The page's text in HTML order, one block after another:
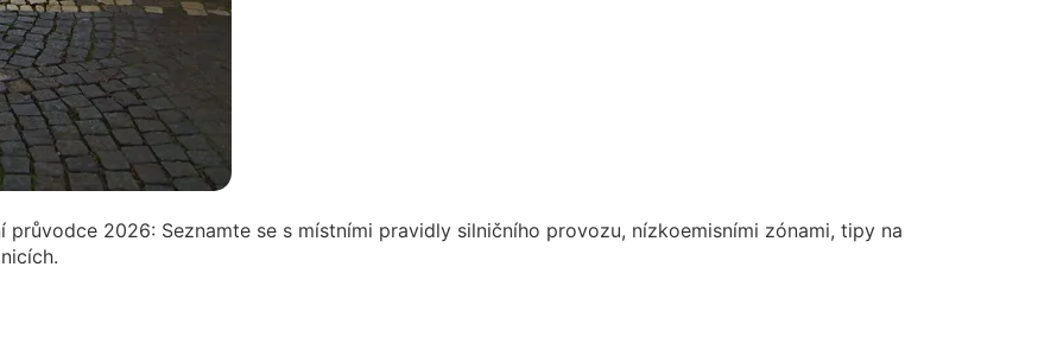
2026: Seznamte se s místními pravidly silničního provozu, nízkoemisními zónami, tipy na